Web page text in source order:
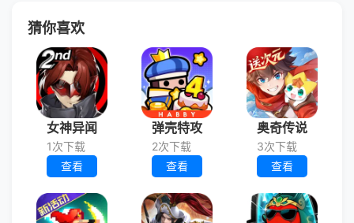
猜你喜欢
女神异闻
1次下载
查看
弹壳特攻
2次下载
查看
奥奇传说
3次下载
查看